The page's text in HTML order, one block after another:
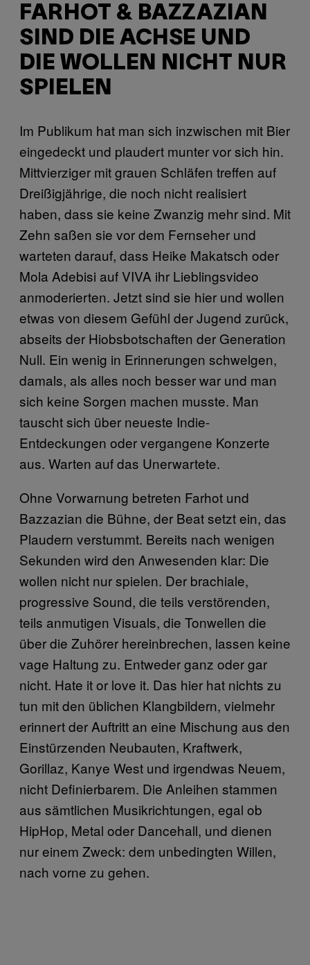
FARHOT & BAZZAZIAN
SIND DIE ACHSE UND
DIE WOLLEN NICHT NUR
SPIELEN
Im Publikum hat man sich inzwischen mit Bier
eingedeckt und plaudert munter vor sich hin.
Mittvierziger mit grauen Schläfen treffen auf
Dreißigjährige, die noch nicht realisiert
haben, dass sie keine Zwanzig mehr sind. Mit
Zehn saßen sie vor dem Fernseher und
warteten darauf, dass Heike Makatsch oder
Mola Adebisi auf VIVA ihr Lieblingsvideo
anmoderierten. Jetzt sind sie hier und wollen
etwas von diesem Gefühl der Jugend zurück,
abseits der Hiobsbotschaften der Generation
Null. Ein wenig in Erinnerungen schwelgen,
damals, als alles noch besser war und man
sich keine Sorgen machen musste. Man
tauscht sich über neueste Indie-
Entdeckungen oder vergangene Konzerte
aus. Warten auf das Unerwartete.
Ohne Vorwarnung betreten Farhot und
Bazzazian die Bühne, der Beat setzt ein, das
Plaudern verstummt. Bereits nach wenigen
Sekunden wird den Anwesenden klar: Die
wollen nicht nur spielen. Der brachiale,
progressive Sound, die teils verstörenden,
teils anmutigen Visuals, die Tonwellen die
über die Zuhörer hereinbrechen, lassen keine
vage Haltung zu. Entweder ganz oder gar
nicht. Hate it or love it. Das hier hat nichts zu
tun mit den üblichen Klangbildern, vielmehr
erinnert der Auftritt an eine Mischung aus den
Einstürzenden Neubauten, Kraftwerk,
Gorillaz, Kanye West und irgendwas Neuem,
nicht Definierbarem. Die Anleihen stammen
aus sämtlichen Musikrichtungen, egal ob
HipHop, Metal oder Dancehall, und dienen
nur einem Zweck: dem unbedingten Willen,
nach vorne zu gehen.